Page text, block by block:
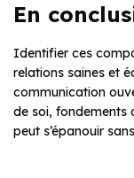
En
Identifier ces
relations saines et
communication
de soi, fondements
peut s’épanouir